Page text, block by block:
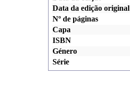
Data da edição original
Nº de páginas
Capa
ISBN
Género
Série